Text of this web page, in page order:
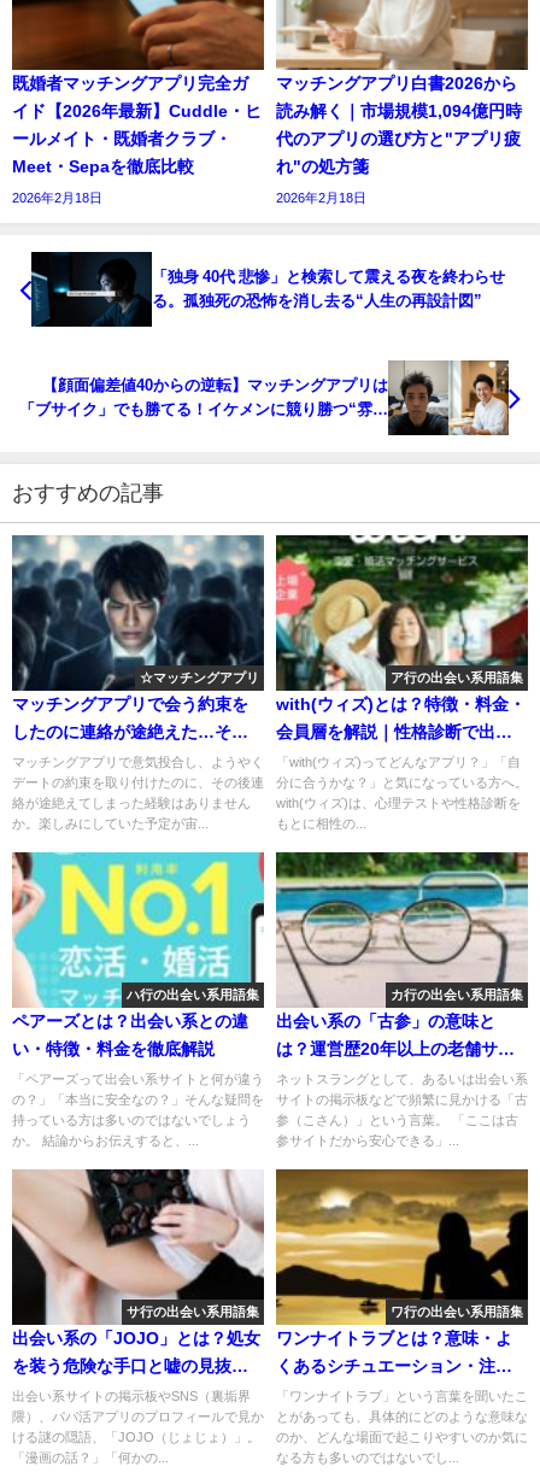
既婚者マッチングアプリ完全ガ
イド【2026年最新】Cuddle・ヒ
ールメイト・既婚者クラブ・
Meet・Sepaを徹底比較
2026年2月18日
マッチングアプリ白書2026から
読み解く｜市場規模1,094億円時
代のアプリの選び方と"アプリ疲
れ"の処方箋
2026年2月18日
「独身 40代 悲惨」と検索して震える夜を終わらせ
る。孤独死の恐怖を消し去る“人生の再設計図”
【顔面偏差値40からの逆転】マッチングアプリは
「ブサイク」でも勝てる！イケメンに競り勝つ“雰囲
おすすめの記事
☆マッチングアプリ
マッチングアプリで会う約束を
したのに連絡が途絶えた…その
心理と対処法
マッチングアプリで意気投合し、ようやく
デートの約束を取り付けたのに、その後連
絡が途絶えてしまった経験はありません
か。楽しみにしていた予定が宙...
ア行の出会い系用語集
with(ウィズ)とは？特徴・料金・
会員層を解説｜性格診断で出会
えるマッチングアプリ
「with(ウィズ)ってどんなアプリ？」「自
分に合うかな？」と気になっている方へ。
with(ウィズ)は、心理テストや性格診断を
もとに相性の...
ハ行の出会い系用語集
ペアーズとは？出会い系との違
い・特徴・料金を徹底解説
「ペアーズって出会い系サイトと何が違う
の？」「本当に安全なの？」そんな疑問を
持っている方は多いのではないでしょう
か。 結論からお伝えすると、...
カ行の出会い系用語集
出会い系の「古参」の意味と
は？運営歴20年以上の老舗サイ
トが安全で出会える理由
ネットスラングとして、あるいは出会い系
サイトの掲示板などで頻繁に見かける「古
参（こさん）」という言葉。 「ここは古
参サイトだから安心できる」...
サ行の出会い系用語集
出会い系の「JOJO」とは？処女
を装う危険な手口と嘘の見抜き
方、未成年リスクを徹底解剖
出会い系サイトの掲示板やSNS（裏垢界
隈）、パパ活アプリのプロフィールで見か
ける謎の隠語、「JOJO（じょじょ）」。
「漫画の話？」「何かの...
ワ行の出会い系用語集
ワンナイトラブとは？意味・よ
くあるシチュエーション・注意
点を解説
「ワンナイトラブ」という言葉を聞いたこ
とがあっても、具体的にどのような意味な
のか、どんな場面で起こりやすいのか気に
なる方も多いのではないでし...